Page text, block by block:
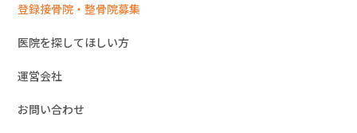
登録接骨院・整骨院募集
医院を探してほしい方
運営会社
お問い合わせ